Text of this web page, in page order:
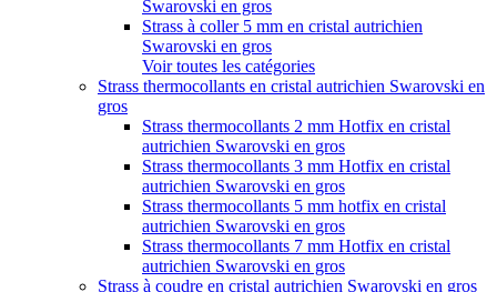
Swarovski en gros
Strass à coller 5 mm en cristal autrichien
Swarovski en gros
Voir toutes les catégories
Strass thermocollants en cristal autrichien Swarovski en
gros
Strass thermocollants 2 mm Hotfix en cristal
autrichien Swarovski en gros
Strass thermocollants 3 mm Hotfix en cristal
autrichien Swarovski en gros
Strass thermocollants 5 mm hotfix en cristal
autrichien Swarovski en gros
Strass thermocollants 7 mm Hotfix en cristal
autrichien Swarovski en gros
Strass à coudre en cristal autrichien Swarovski en gros